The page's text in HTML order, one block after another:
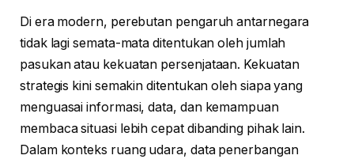
Di era modern, perebutan pengaruh antarnegara
tidak lagi semata-mata ditentukan oleh jumlah
pasukan atau kekuatan persenjataan. Kekuatan
strategis kini semakin ditentukan oleh siapa yang
menguasai informasi, data, dan kemampuan
membaca situasi lebih cepat dibanding pihak lain.
Dalam konteks ruang udara, data penerbangan